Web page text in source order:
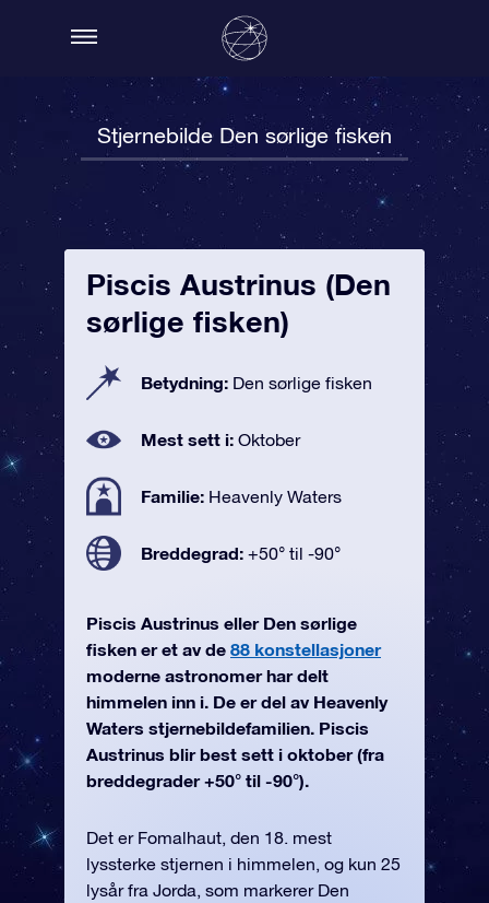
Stjernebilde Den sørlige fisken
Piscis Austrinus (Den
sørlige fisken)
Betydning: Den sørlige fisken
Mest sett i: Oktober
Familie: Heavenly Waters
Breddegrad: +50° til -90°
Piscis Austrinus eller Den sørlige
fisken er et av de 88 konstellasjoner
moderne astronomer har delt
himmelen inn i. De er del av Heavenly
Waters stjernebildefamilien. Piscis
Austrinus blir best sett i oktober (fra
breddegrader +50° til -90°).
Det er Fomalhaut, den 18. mest
lyssterke stjernen i himmelen, og kun 25
lysår fra Jorda, som markerer Den